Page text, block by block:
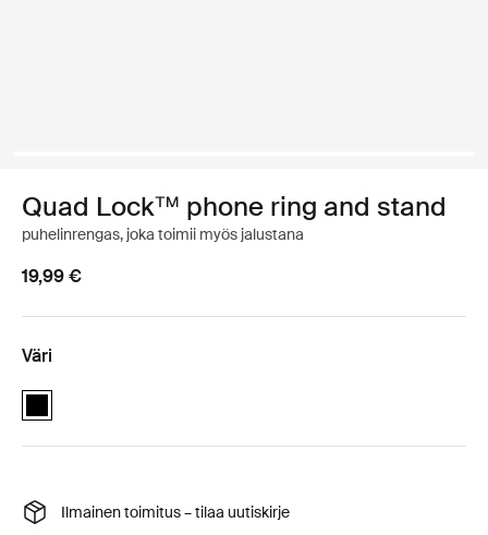
Quad Lock™ phone ring and stand
puhelinrengas, joka toimii myös jalustana
19,99 €
Väri
Quad Lock™ phone ring and stand Musta (selected)
Ilmainen toimitus – tilaa uutiskirje